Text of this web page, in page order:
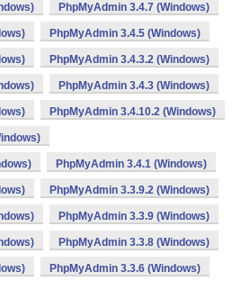
PhpMyAdmin 3.4.7 (Windows)
PhpMyAdmin 3.4.5 (Windows)
PhpMyAdmin 3.4.3.2 (Windows)
PhpMyAdmin 3.4.3 (Windows)
PhpMyAdmin 3.4.10.2 (Windows)
PhpMyAdmin 3.4.1 (Windows)
PhpMyAdmin 3.3.9.2 (Windows)
PhpMyAdmin 3.3.9 (Windows)
PhpMyAdmin 3.3.8 (Windows)
PhpMyAdmin 3.3.6 (Windows)